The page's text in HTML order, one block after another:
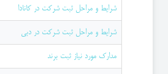
شرایط و مراحل ثبت شرکت در کانادا
شرایط و مراحل ثبت شرکت در دبی
مدارک مورد نیاز ثبت برند